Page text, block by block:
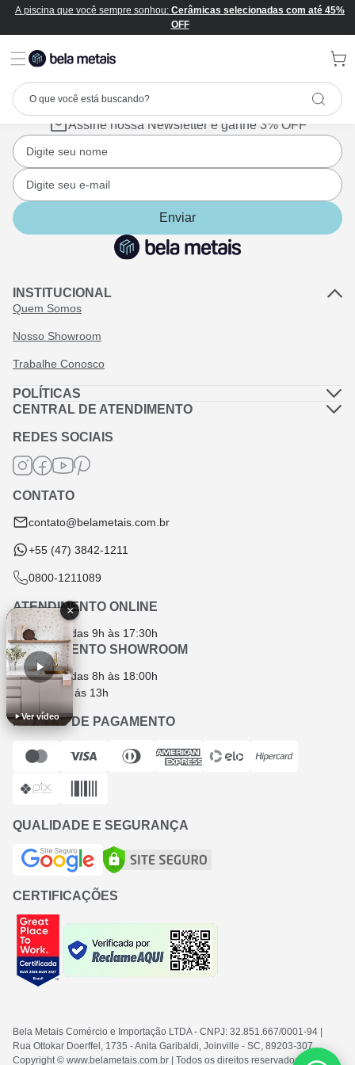
A piscina que você sempre sonhou: Cerâmicas selecionadas com até 45%
OFF
Assine nossa Newsletter e ganhe 3% OFF
Enviar
INSTITUCIONAL
Quem Somos
Nosso Showroom
Trabalhe Conosco
POLÍTICAS
Política de Privacidade
Política de Frete
Termos de Garantia
Termos e Condições
Troca e Devolução
CENTRAL DE ATENDIMENTO
Fale Conosco
REDES SOCIAIS
CONTATO
contato@belametais.com.br
+55 (47) 3842-1211
0800-1211089
ATENDIMENTO ONLINE
SEG - SEX das 9h às 17:30h
ATENDIMENTO SHOWROOM
SEG - SEX das 8h às 18:00h
SÁB das 9h ás 13h
FORMAS DE PAGAMENTO
QUALIDADE E SEGURANÇA
CERTIFICAÇÕES
Bela Metais Comércio e Importação LTDA- CNPJ: 32.851.667/0001-94
Rua Ottokar Doerffel, 1735 - Anita Garibaldi, Joinville - SC, 89203-307
Copyright © www.belametais.com.br | Todos os direitos reservados
Ver vídeo
×